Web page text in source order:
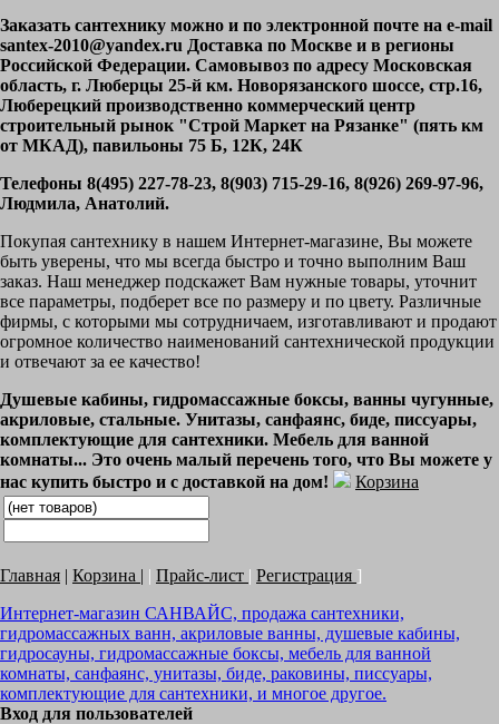
Заказать сантехнику можно и по электронной почте на e-mail
santex-2010@yandex.ru Доставка по Москве и в регионы
Российской Федерации. Самовывоз по адресу Московская
область, г. Люберцы 25-й км. Новорязанского шоссе, стр.16,
Люберецкий производственно коммерческий центр
строительный рынок "Строй Маркет на Рязанке" (пять км
от МКАД), павильоны 75 Б, 12К, 24К
Телефоны 8(495) 227-78-23, 8(903) 715-29-16, 8(926) 269-97-96,
Людмила, Анатолий.
Покупая сантехнику в нашем Интернет-магазине, Вы можете
быть уверены, что мы всегда быстро и точно выполним Ваш
заказ. Наш менеджер подскажет Вам нужные товары, уточнит
все параметры, подберет все по размеру и по цвету. Различные
фирмы, с которыми мы сотрудничаем, изготавливают и продают
огромное количество наименований сантехнической продукции
и отвечают за ее качество!
Душевые кабины, гидромассажные боксы, ванны чугунные,
акриловые, стальные. Унитазы, санфаянс, биде, писсуары,
комплектующие для сантехники. Мебель для ванной
комнаты... Это очень малый перечень того, что Вы можете у
нас купить быстро и с доставкой на дом!
Корзина
Главная | Корзина | | Прайс-лист | Регистрация ]
Интернет-магазин САНВАЙС, продажа сантехники,
гидромассажных ванн, акриловые ванны, душевые кабины,
гидросауны, гидромассажные боксы, мебель для ванной
комнаты, санфаянс, унитазы, биде, раковины, писсуары,
комплектующие для сантехники, и многое другое.
Вход для пользователей